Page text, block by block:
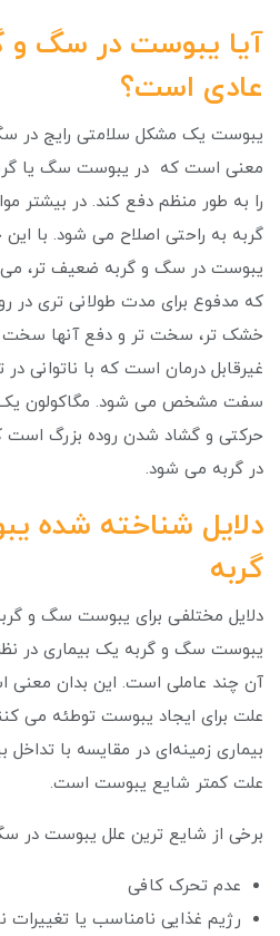
آیا یبوست در سگ
عادی است؟
یبوست یک مشکل سلامتی رایج در
معنی است که در یبوست سگ یا
را به طور منظم دفع کند. در بیشتر
گربه به راحتی اصلاح می شود. با این
یبوست در سگ و گربه ضعیف تر، می
که مدفوع برای مدت طولانی تری در
خشک تر، سخت تر و دفع آنها سخت
غیرقابل درمان است که با ناتوانی
سفت مشخص می شود. مگاکولون یک
حرکتی و گشاد شدن روده بزرگ است
در گربه می شود.
دلایل شناخته شده
گربه
دلایل مختلفی برای یبوست سگ و
یبوست سگ و گربه یک بیماری در
آن چند عاملی است. این بدان
علت برای ایجاد یبوست توطئه می
بیماری زمینه‌ای در مقایسه با تداخل
علت کمتر شایع یبوست است.
برخی از شایع ترین علل یبوست در
عدم تحرک کافی
رژیم غذایی نامناسب یا تغییرات